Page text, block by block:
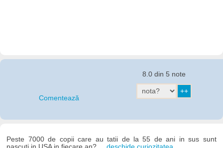
Comentează
8.0 din 5 note
Peste 7000 de copii care au tatii de la 55 de ani in sus sunt